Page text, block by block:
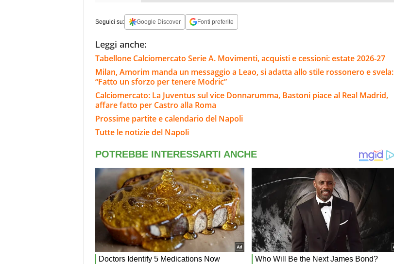
Seguici su: Google Discover Fonti preferite
Leggi anche:
Tabellone Calciomercato Serie A. Movimenti, acquisti e cessioni: estate 2026-27
Milan, Amorim manda un messaggio a Leao, si adatta allo stile rossonero e svela:
“Fatto un sforzo per tenere Modric”
Calciomercato: La Juventus sul vice Donnarumma, Bastoni piace al Real Madrid,
affare fatto per Castro alla Roma
Prossime partite e calendario del Napoli
Tutte le notizie del Napoli